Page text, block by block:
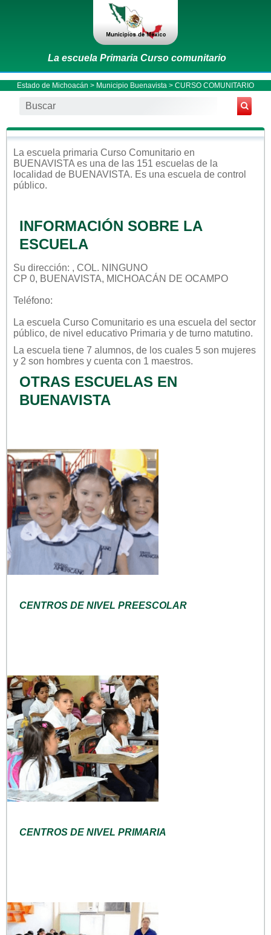
La escuela Primaria Curso comunitario
Estado de Michoacán > Municipio Buenavista > CURSO COMUNITARIO
La escuela primaria Curso Comunitario en
BUENAVISTA es una de las 151 escuelas de la
localidad de BUENAVISTA. Es una escuela de control
público.
INFORMACIÓN SOBRE LA
ESCUELA
Su dirección: , COL. NINGUNO
CP 0, BUENAVISTA, MICHOACÁN DE OCAMPO
Teléfono:
La escuela Curso Comunitario es una escuela del sector
público, de nivel educativo Primaria y de turno matutino.
La escuela tiene 7 alumnos, de los cuales 5 son mujeres
y 2 son hombres y cuenta con 1 maestros.
OTRAS ESCUELAS EN
BUENAVISTA
CENTROS DE NIVEL PREESCOLAR
CENTROS DE NIVEL PRIMARIA